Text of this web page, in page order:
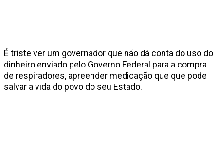
É triste ver um governador que não dá conta do uso do
dinheiro enviado pelo Governo Federal para a compra
de respiradores, apreender medicação que que pode
salvar a vida do povo do seu Estado.